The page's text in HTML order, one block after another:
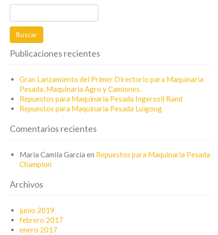
Publicaciones recientes
Gran Lanzamiento del Primer Directorio para Maquinaria
Pesada, Maquinaria Agro y Camiones.
Repuestos para Maquinaria Pesada Ingersoll Rand
Repuestos para Maquinaria Pesada Luigong
Comentarios recientes
Maria Camila García en Repuestos para Maquinaria Pesada
Champion
Archivos
junio 2019
febrero 2017
enero 2017